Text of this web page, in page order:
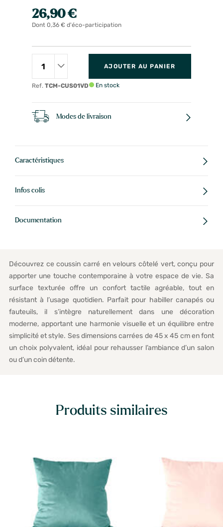
26,90 €
Dont 0,36 € d'éco-participation
Ref. TCM-CUS01VD
AJOUTER AU PANIER
En stock
Modes de livraison
Caractéristiques
Infos colis
Documentation
Découvrez ce coussin carré en velours côtelé vert, conçu pour
apporter une touche contemporaine à votre espace de vie. Sa
surface texturée offre un confort tactile agréable, tout en
résistant à l’usage quotidien. Parfait pour habiller canapés ou
fauteuils, il s’intègre naturellement dans une décoration
moderne, apportant une harmonie visuelle et un équilibre entre
simplicité et style. Ses dimensions carrées de 45 x 45 cm en font
un choix polyvalent, idéal pour rehausser l’ambiance d’un salon
ou d’un coin détente.
Produits similaires